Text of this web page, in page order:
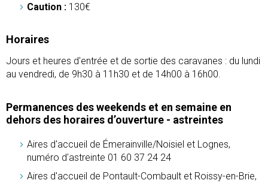
Caution : 130€
Horaires
Jours et heures d'entrée et de sortie des caravanes : du lundi
au vendredi, de 9h30 à 11h30 et de 14h00 à 16h00.
Permanences des weekends et en semaine en
dehors des horaires d’ouverture - astreintes
Aires d'accueil de Émerainville/Noisiel et Lognes,
numéro d'astreinte 01 60 37 24 24
Aires d'accueil de Pontault-Combault et Roissy-en-Brie,